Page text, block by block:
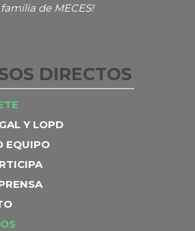
de MECES!
DIRECTOS
Y LOPD
EQUIPO